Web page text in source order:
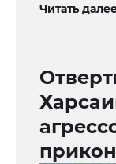
Читать